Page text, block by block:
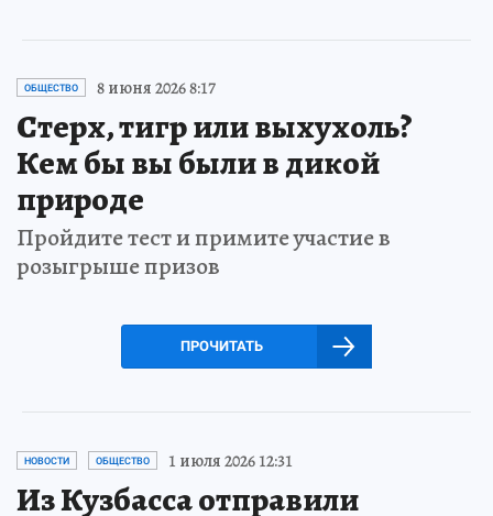
ОБЩЕСТВО 8 июня 2026 8:17
Стерх, тигр или выхухоль?
Кем бы вы были в дикой
природе
Пройдите тест и примите участие в
розыгрыше призов
ПРОЧИТАТЬ
НОВОСТИ ОБЩЕСТВО 1 июля 2026 12:31
Из Кузбасса отправили